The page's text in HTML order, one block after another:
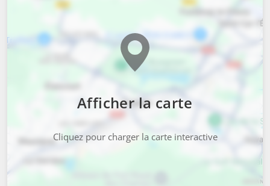
Afficher la carte
Cliquez pour charger la carte interactive